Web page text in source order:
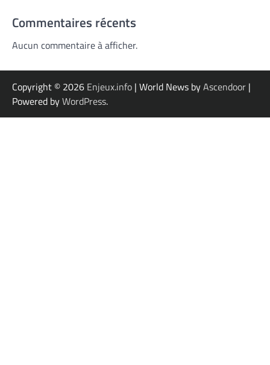
Commentaires récents
Aucun commentaire à afficher.
Copyright © 2026 Enjeux.info | World News byAscendoor |
Powered byWordPress.